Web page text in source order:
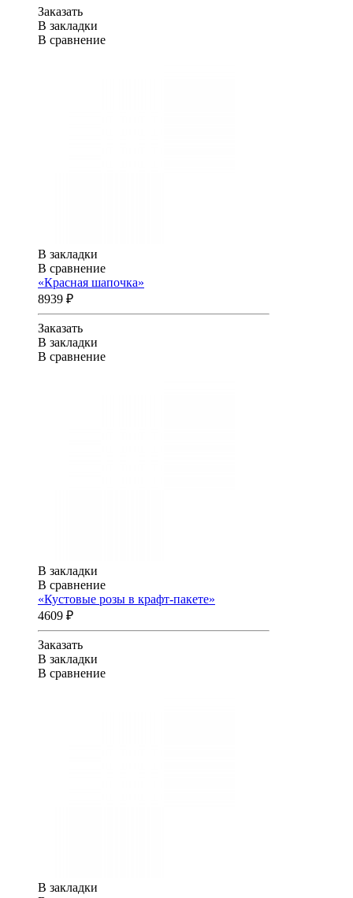
Заказать
В закладки
В сравнение
В закладки
В сравнение
«Красная шапочка»
8939 ₽
Заказать
В закладки
В сравнение
В закладки
В сравнение
«Кустовые розы в крафт-пакете»
4609 ₽
Заказать
В закладки
В сравнение
В закладки